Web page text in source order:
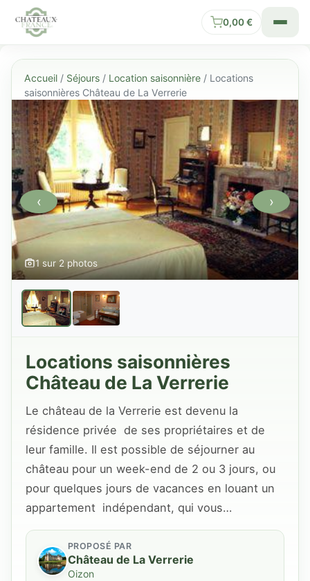
0,00€
Accueil / Séjours / Location saisonnière / Locations
saisonnières Château de La Verrerie
1 sur 2 photos
‹ ›
Locations saisonnières
Château de La Verrerie
Le château de la Verrerie est devenu la
résidence privée de ses propriétaires et de
leur famille. Il est possible de séjourner au
château pour un week-end de 2 ou 3 jours, ou
pour quelques jours de vacances en louant un
appartement indépendant, qui vous…
PROPOSÉ PAR
Château de La Verrerie
Oizon